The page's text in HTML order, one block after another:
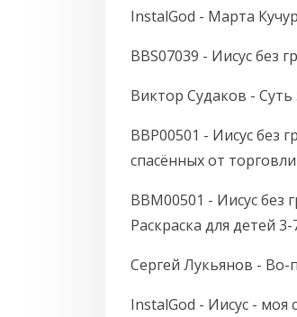
InstalGod - Марта
BBS07039 - Иисус без
Виктор Судаков -
BBP00501 - Иисус
спасённых от
BBM00501 - Иисус
Раскраска для детей 3-
Сергей Лукьянов - Во-
InstalGod - Иисус - моя